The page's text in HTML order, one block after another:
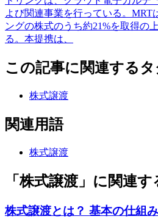
よび関連事業を行っている。MRT
ングの株式のうち約21%を取得の
る。本提携は、
この記事に関連する
株式譲渡
関連用語
株式譲渡
「株式譲渡」に関連
株式譲渡とは？ 基本の仕組